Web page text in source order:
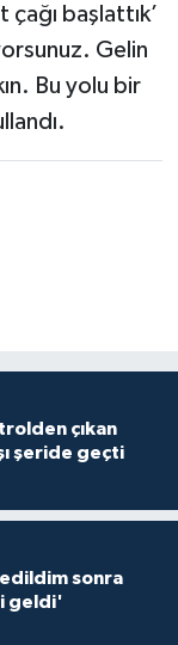
başlattık’
Gelin
Bu yolu bir
çıkan
şeride geçti
sonra
geldi'